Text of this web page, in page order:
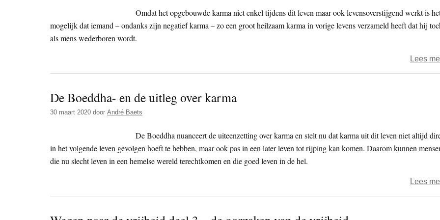
Omdat het opgebouwde karma niet enkel tijdens dit leven maar ook levensoverstijgend werkt is
mogelijk dat iemand – ondanks zijn negatief karma – zo een groot heilzaam karma in vorige levens verzameld heeft dat hij
als mens wederboren wordt.
Lees
De Boeddha- en de uitleg over karma
30 maart 2020 door André Baets
De Boeddha nuanceert de uiteenzetting over karma en stelt nu dat karma uit dit leven niet altijd
in het volgende leven gevolgen hoeft te hebben, maar ook pas in een later leven tot rijping kan komen. Daarom kunnen
die nu slecht leven in een hemelse wereld terechtkomen en die goed leven in de hel.
Lees